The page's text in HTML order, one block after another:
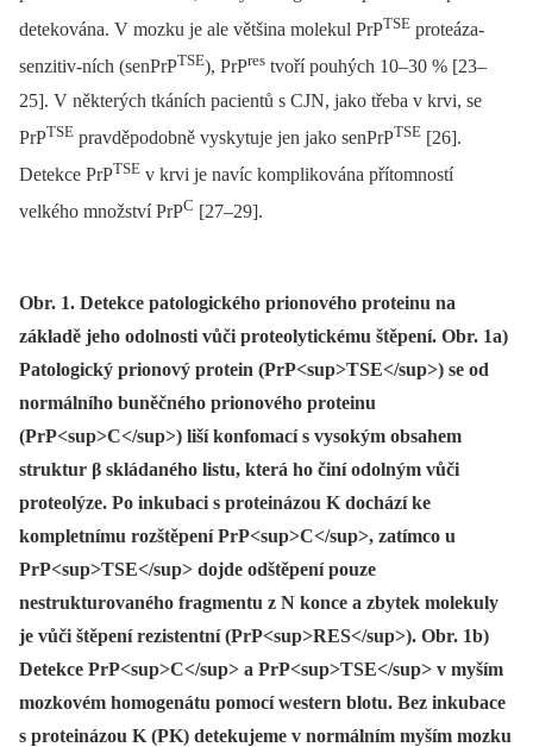
detekována. V mozku je ale většina molekul PrPTSE proteáza-
senzitiv­-ních (senPrPTSE), PrPres tvoří pouhých 10–30 % [23–
25]. V některých tkáních pacientů s CJN, jako třeba v krvi, se
PrPTSE pravděpodobně vyskytuje jen jako senPrPTSE [26].
Detekce PrPTSE v krvi je navíc komplikována přítomností
velkého množství PrPC [27–29].
Obr. 1. Detekce patologického prionového proteinu na
základě jeho odolnosti vůči proteolytickému štěpení. Obr. 1a)
Patologický prionový protein (PrP<sup>TSE</sup>) se od
normálního buněčného prionového proteinu
(PrP<sup>C</sup>) liší konfomací s vysokým obsahem
struktur β skládaného listu, která ho činí odolným vůči
proteolýze. Po inkubaci s proteinázou K dochází ke
kompletnímu rozštěpení PrP<sup>C</sup>, zatímco u
PrP<sup>TSE</sup> dojde odštěpení pouze
nestrukturovaného fragmentu z N konce a zbytek molekuly
je vůči štěpení rezistentní (PrP<sup>RES</sup>). Obr. 1b)
Detekce PrP<sup>C</sup> a PrP<sup>TSE</sup> v myším
mozkovém homogenátu pomocí western blotu. Bez inkubace
s proteinázou K (PK) detekujeme v normálním myším mozku